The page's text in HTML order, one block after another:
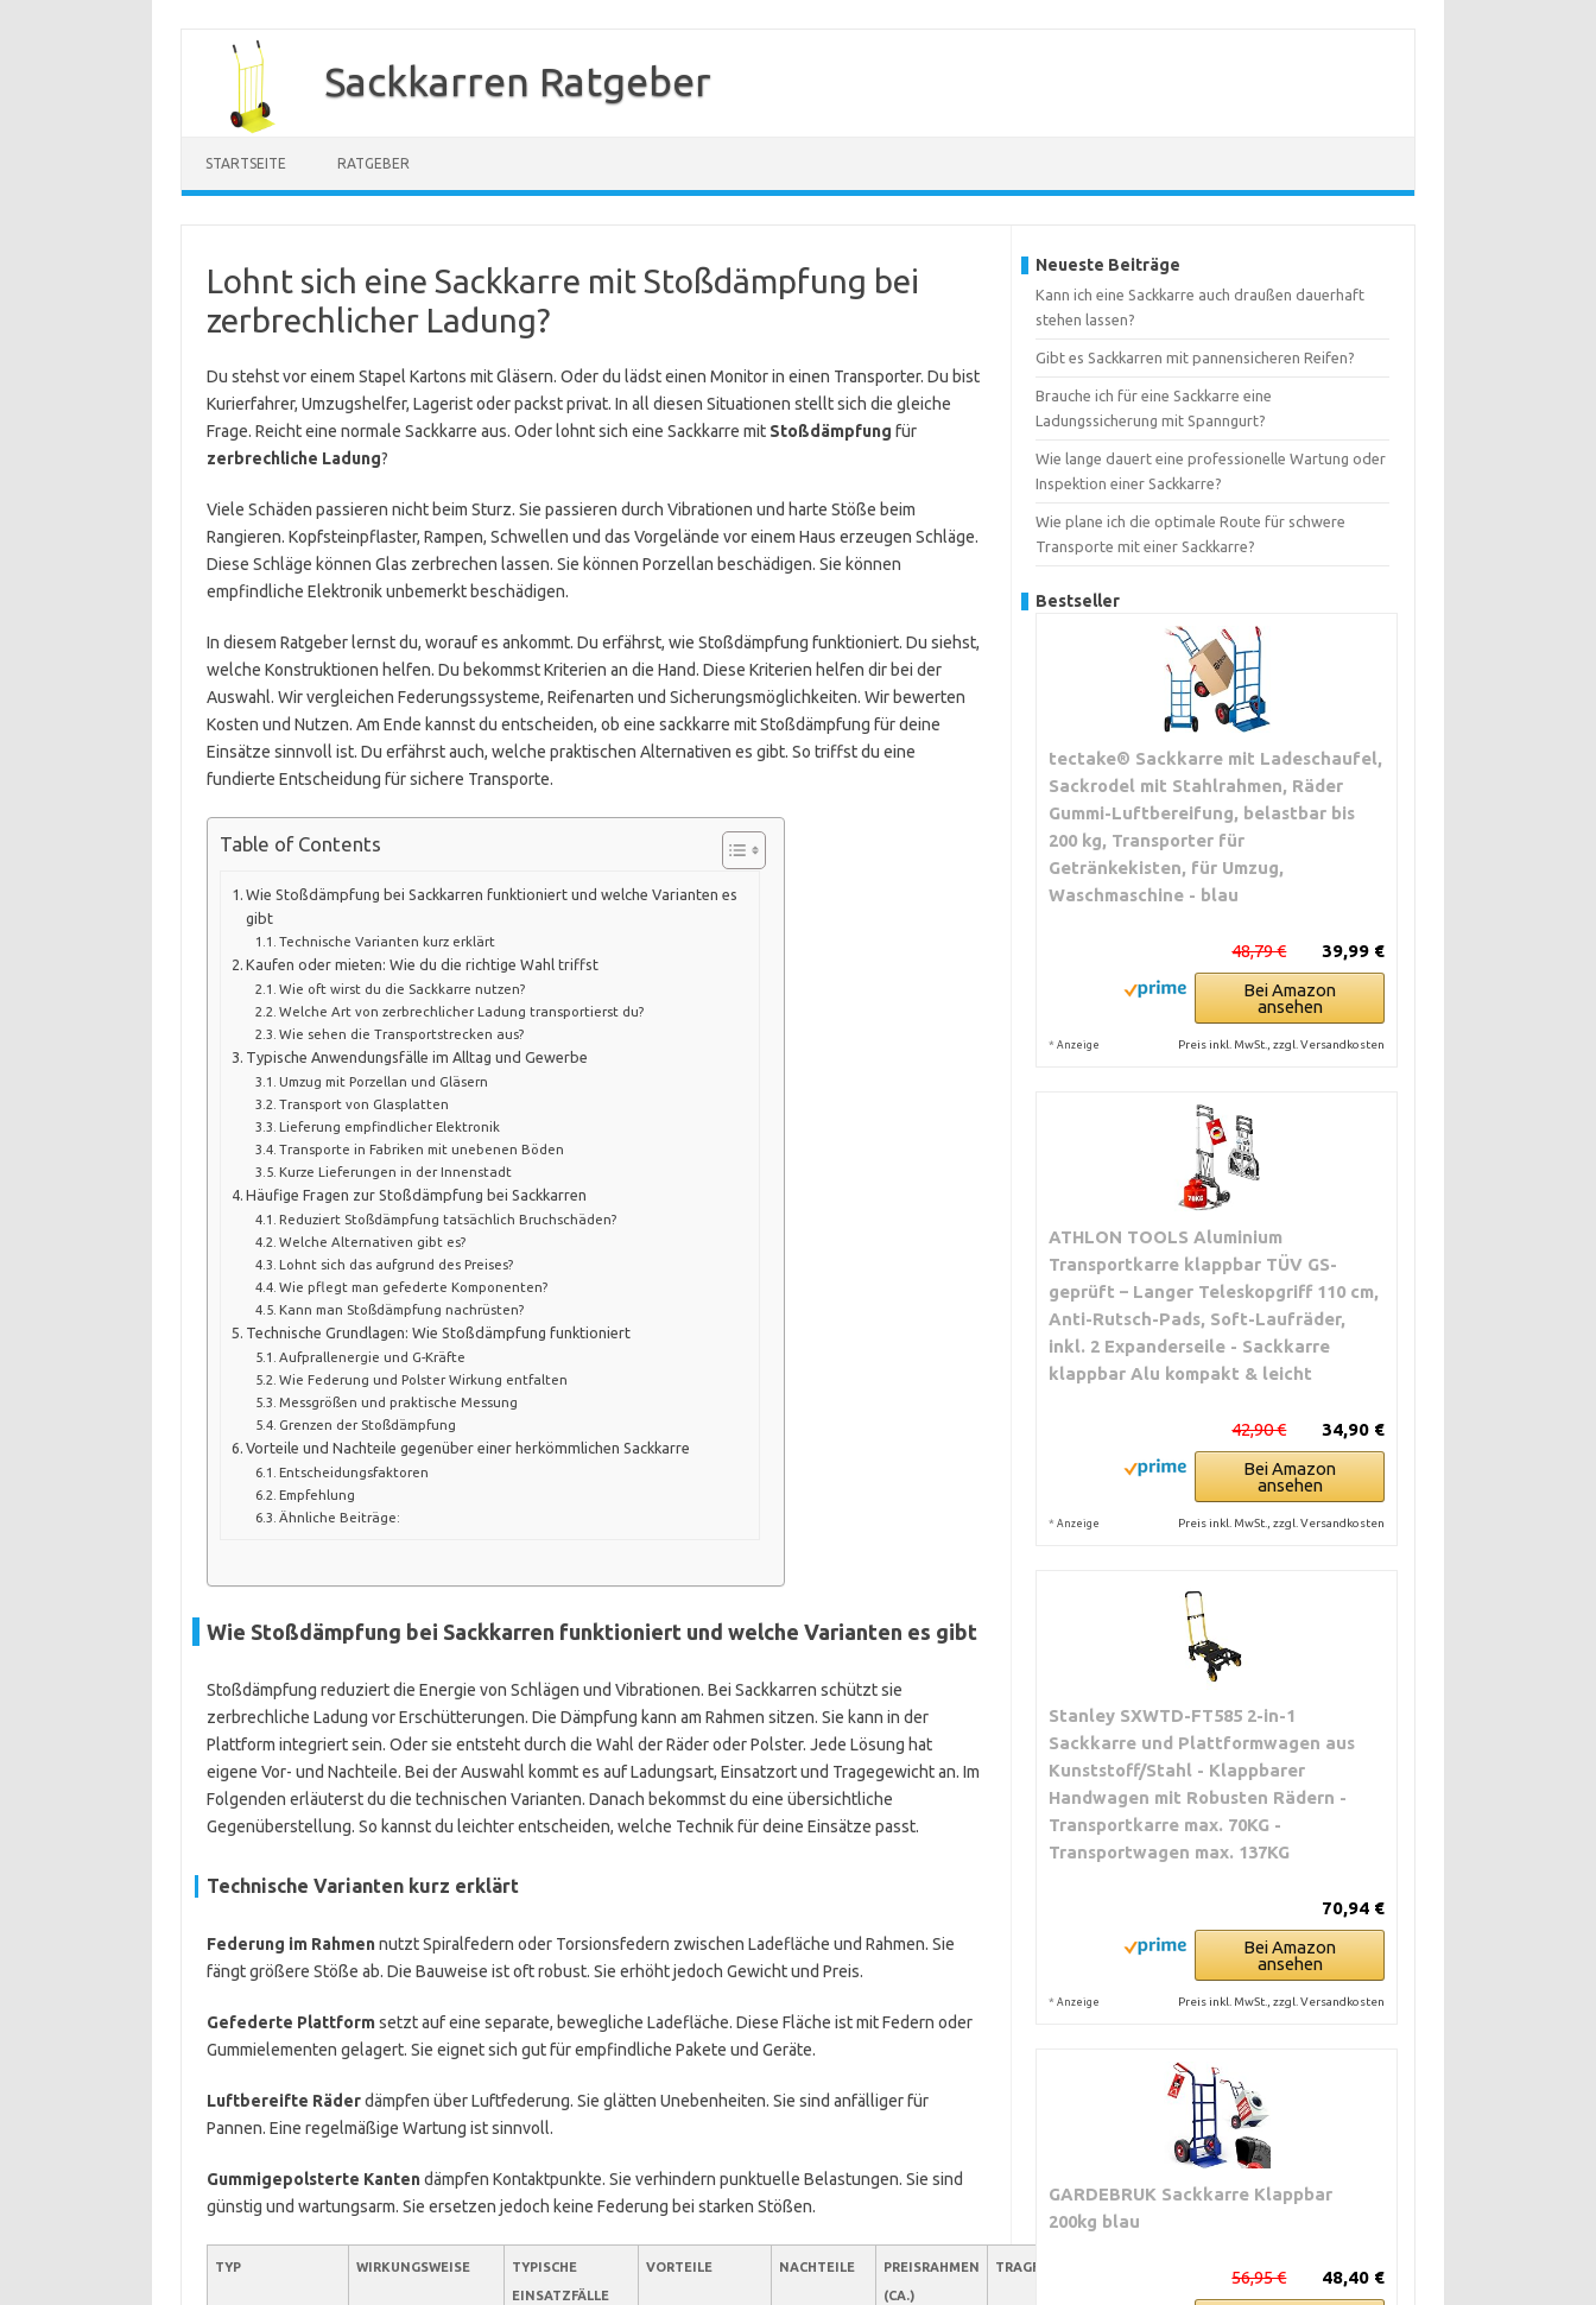
springen
Sackkarren Ratgeber
STARTSEITE RATGEBER
Lohnt sich eine Sackkarre mit Stoßdämpfung bei
zerbrechlicher Ladung?
Du stehst vor einem Stapel Kartons mit Gläsern. Oder du lädst einen Monitor in einen Transporter. Du bist
Kurierfahrer, Umzugshelfer, Lagerist oder packst privat. In all diesen Situationen stellt sich die gleiche
Frage. Reicht eine normale Sackkarre aus. Oder lohnt sich eine Sackkarre mit Stoßdämpfung für
zerbrechliche Ladung?
Viele Schäden passieren nicht beim Sturz. Sie passieren durch Vibrationen und harte Stöße beim
Rangieren. Kopfsteinpflaster, Rampen, Schwellen und das Vorgelände vor einem Haus erzeugen Schläge.
Diese Schläge können Glas zerbrechen lassen. Sie können Porzellan beschädigen. Sie können
empfindliche Elektronik unbemerkt beschädigen.
In diesem Ratgeber lernst du, worauf es ankommt. Du erfährst, wie Stoßdämpfung funktioniert. Du siehst,
welche Konstruktionen helfen. Du bekommst Kriterien an die Hand. Diese Kriterien helfen dir bei der
Auswahl. Wir vergleichen Federungssysteme, Reifenarten und Sicherungsmöglichkeiten. Wir bewerten
Kosten und Nutzen. Am Ende kannst du entscheiden, ob eine sackkarre mit Stoßdämpfung für deine
Einsätze sinnvoll ist. Du erfährst auch, welche praktischen Alternativen es gibt. So triffst du eine
fundierte Entscheidung für sichere Transporte.
Table of Contents
Wie Stoßdämpfung bei Sackkarren funktioniert und welche Varianten es
gibt
Technische Varianten kurz erklärt
Kaufen oder mieten: Wie du die richtige Wahl triffst
Wie oft wirst du die Sackkarre nutzen?
Welche Art von zerbrechlicher Ladung transportierst du?
Wie sehen die Transportstrecken aus?
Typische Anwendungsfälle im Alltag und Gewerbe
Umzug mit Porzellan und Gläsern
Transport von Glasplatten
Lieferung empfindlicher Elektronik
Transporte in Fabriken mit unebenen Böden
Kurze Lieferungen in der Innenstadt
Häufige Fragen zur Stoßdämpfung bei Sackkarren
Reduziert Stoßdämpfung tatsächlich Bruchschäden?
Welche Alternativen gibt es?
Lohnt sich das aufgrund des Preises?
Wie pflegt man gefederte Komponenten?
Kann man Stoßdämpfung nachrüsten?
Technische Grundlagen: Wie Stoßdämpfung funktioniert
Aufprallenergie und G-Kräfte
Wie Federung und Polster Wirkung entfalten
Messgrößen und praktische Messung
Grenzen der Stoßdämpfung
Vorteile und Nachteile gegenüber einer herkömmlichen Sackkarre
Entscheidungsfaktoren
Empfehlung
Ähnliche Beiträge:
Wie Stoßdämpfung bei Sackkarren funktioniert und welche Varianten es gibt
Stoßdämpfung reduziert die Energie von Schlägen und Vibrationen. Bei Sackkarren schützt sie
zerbrechliche Ladung vor Erschütterungen. Die Dämpfung kann am Rahmen sitzen. Sie kann in der
Plattform integriert sein. Oder sie entsteht durch die Wahl der Räder oder Polster. Jede Lösung hat
eigene Vor- und Nachteile. Bei der Auswahl kommt es auf Ladungsart, Einsatzort und Tragegewicht an. Im
Folgenden erläuterst du die technischen Varianten. Danach bekommst du eine übersichtliche
Gegenüberstellung. So kannst du leichter entscheiden, welche Technik für deine Einsätze passt.
Technische Varianten kurz erklärt
Federung im Rahmennutzt Spiralfedern oder Torsionsfedern zwischen Ladefläche und Rahmen. Sie
fängt größere Stöße ab. Die Bauweise ist oft robust. Sie erhöht jedoch Gewicht und Preis.
Gefederte Plattformsetzt auf eine separate, bewegliche Ladefläche. Diese Fläche ist mit Federn oder
Gummielementen gelagert. Sie eignet sich gut für empfindliche Pakete und Geräte.
Luftbereifte Räderdämpfen über Luftfederung. Sie glätten Unebenheiten. Sie sind anfälliger für
Pannen. Eine regelmäßige Wartung ist sinnvoll.
Gummigepolsterte Kantendämpfen Kontaktpunkte. Sie verhindern punktuelle Belastungen. Sie sind
günstig und wartungsarm. Sie ersetzen jedoch keine Federung bei starken Stößen.
TYP WIRKUNGSWEISE
TYPISCHE
EINSATZFÄLLE
VORTEILE NACHTEILE
PREISRAHMEN
(CA.)
TRAGFÄHIGKEIT
Neueste Beiträge
Kann ich eine Sackkarre auch draußen dauerhaft
stehen lassen?
Gibt es Sackkarren mit pannensicheren Reifen?
Brauche ich für eine Sackkarre eine
Ladungssicherung mit Spanngurt?
Wie lange dauert eine professionelle Wartung oder
Inspektion einer Sackkarre?
Wie plane ich die optimale Route für schwere
Transporte mit einer Sackkarre?
Bestseller
tectake® Sackkarre mit Ladeschaufel,
Sackrodel mit Stahlrahmen, Räder
Gummi-Luftbereifung, belastbar bis
200 kg, Transporter für
Getränkekisten, für Umzug,
Waschmaschine - blau
39,99 €
48,79 €
Bei Amazon
ansehen
* Anzeige Preis inkl. MwSt., zzgl. Versandkosten
ATHLON TOOLS Aluminium
Transportkarre klappbar TÜV GS-
geprüft – Langer Teleskopgriff 110 cm,
Anti-Rutsch-Pads, Soft-Laufräder,
inkl. 2 Expanderseile - Sackkarre
klappbar Alu kompakt & leicht
34,90 €
42,90 €
Bei Amazon
ansehen
* Anzeige Preis inkl. MwSt., zzgl. Versandkosten
Stanley SXWTD-FT585 2-in-1
Sackkarre und Plattformwagen aus
Kunststoff/Stahl - Klappbarer
Handwagen mit Robusten Rädern -
Transportkarre max. 70KG -
Transportwagen max. 137KG
70,94 €
Bei Amazon
ansehen
* Anzeige Preis inkl. MwSt., zzgl. Versandkosten
GARDEBRUK Sackkarre Klappbar
200kg blau
48,40 €
56,95 €